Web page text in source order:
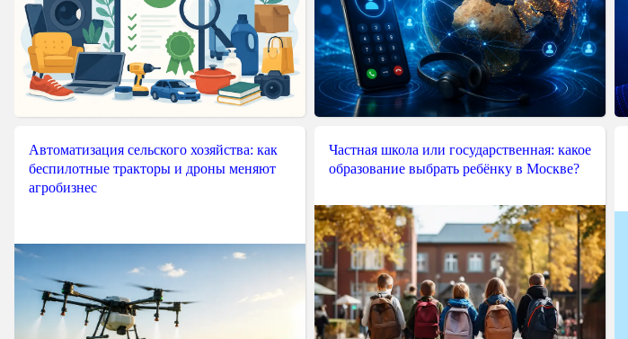
Автоматизация сельского хозяйства: как
беспилотные тракторы и дроны меняют
агробизнес
Частная школа или государственная: какое
образование выбрать ребёнку в Москве?